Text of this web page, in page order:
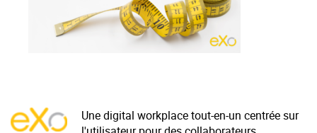
Sécurité
Open source
A propos d’eXo
Centre de ressources
Une digital workplace tout-en-un centrée sur